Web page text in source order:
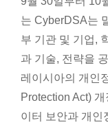
는 CyberDSA는
부 기관 및 기업,
과 기술, 전략을
레이시아의 개인
Protection Act)
이터 보안과 개인